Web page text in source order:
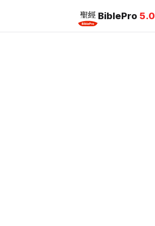
BiblePro 5.0